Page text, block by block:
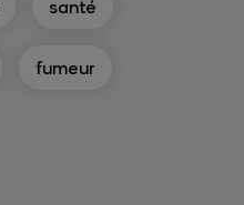
santé
fumeur